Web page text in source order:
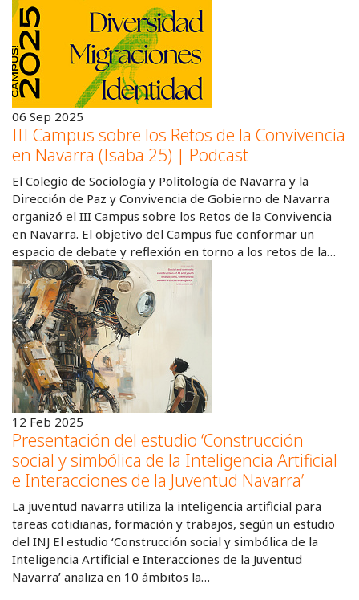
06 Sep 2025
III Campus sobre los Retos de la Convivencia
en Navarra (Isaba 25) | Podcast
El Colegio de Sociología y Politología de Navarra y la
Dirección de Paz y Convivencia de Gobierno de Navarra
organizó el III Campus sobre los Retos de la Convivencia
en Navarra. El objetivo del Campus fue conformar un
espacio de debate y reflexión en torno a los retos de la…
12 Feb 2025
Presentación del estudio ‘Construcción
social y simbólica de la Inteligencia Artificial
e Interacciones de la Juventud Navarra’
La juventud navarra utiliza la inteligencia artificial para
tareas cotidianas, formación y trabajos, según un estudio
del INJ El estudio ‘Construcción social y simbólica de la
Inteligencia Artificial e Interacciones de la Juventud
Navarra’ analiza en 10 ámbitos la…